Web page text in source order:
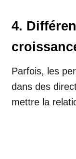
4.
Parfois, les
dans des
mettre la